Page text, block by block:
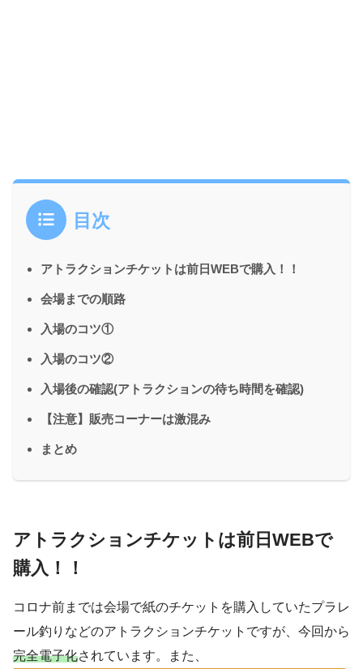
目次
アトラクションチケットは前日WEBで購入！！
会場までの順路
入場のコツ①
入場のコツ②
入場後の確認(アトラクションの待ち時間を確認)
【注意】販売コーナーは激混み
まとめ
アトラクションチケットは前日WEBで
購入！！
コロナ前までは会場で紙のチケットを購入していたプラレ
ール釣りなどのアトラクションチケットですが、今回から
完全電子化されています。また、